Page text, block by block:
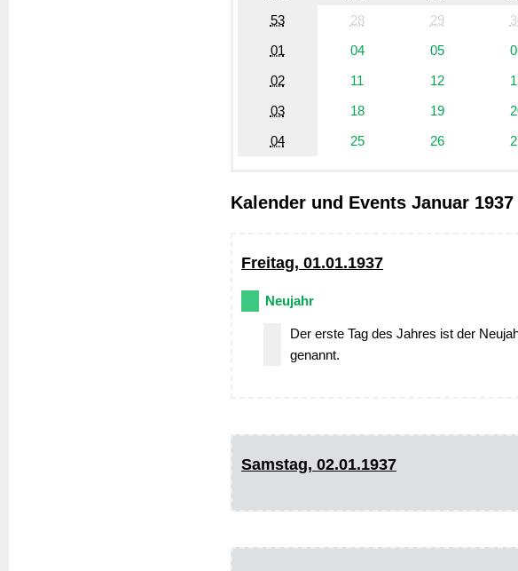
53
28 29
01
04 05
02
11 12
03
18 19
04
25 26
Kalender und Events Januar 1937
Freitag, 01.01.1937
Neujahr
Der erste Tag des Jahres ist der
genannt.
Samstag, 02.01.1937